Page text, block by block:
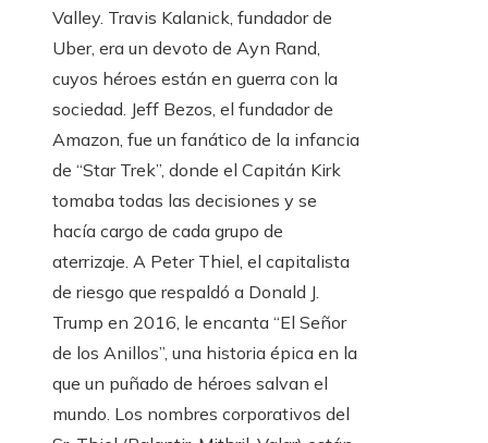
Valley. Travis Kalanick, fundador de
Uber, era un devoto de Ayn Rand,
cuyos héroes están en guerra con la
sociedad. Jeff Bezos, el fundador de
Amazon, fue un fanático de la infancia
de “Star Trek”, donde el Capitán Kirk
tomaba todas las decisiones y se
hacía cargo de cada grupo de
aterrizaje. A Peter Thiel, el capitalista
de riesgo que respaldó a Donald J.
Trump en 2016, le encanta “El Señor
de los Anillos”, una historia épica en la
que un puñado de héroes salvan el
mundo. Los nombres corporativos del